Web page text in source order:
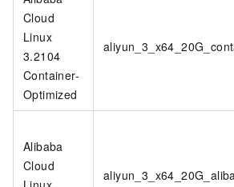
Cloud
Linux
3.2104
Container-
Optimized
Alibaba
Cloud